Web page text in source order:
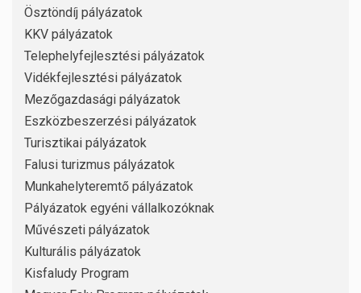
Ösztöndíj pályázatok
KKV pályázatok
Telephelyfejlesztési pályázatok
Vidékfejlesztési pályázatok
Mezőgazdasági pályázatok
Eszközbeszerzési pályázatok
Turisztikai pályázatok
Falusi turizmus pályázatok
Munkahelyteremtő pályázatok
Pályázatok egyéni vállalkozóknak
Művészeti pályázatok
Kulturális pályázatok
Kisfaludy Program